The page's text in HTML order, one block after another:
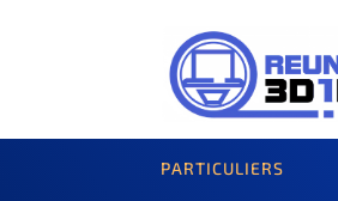
PARTICULIERS